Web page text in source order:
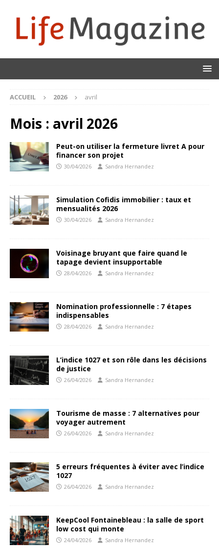
ACCUEIL 2026 avril
Mois : avril 2026
Peut-on utiliser la fermeture livret A pour
financer son projet
30/04/2026 Sandra Hernandez
Simulation Cofidis immobilier : taux et
mensualités 2026
30/04/2026 Sandra Hernandez
Voisinage bruyant que faire quand le
tapage devient insupportable
28/04/2026 Sandra Hernandez
Nomination professionnelle : 7 étapes
indispensables
28/04/2026 Sandra Hernandez
L’indice 1027 et son rôle dans les décisions
de justice
26/04/2026 Sandra Hernandez
Tourisme de masse : 7 alternatives pour
voyager autrement
26/04/2026 Sandra Hernandez
5 erreurs fréquentes à éviter avec l’indice
1027
26/04/2026 Sandra Hernandez
KeepCool Fontainebleau : la salle de sport
low cost qui monte
24/04/2026 Sandra Hernandez